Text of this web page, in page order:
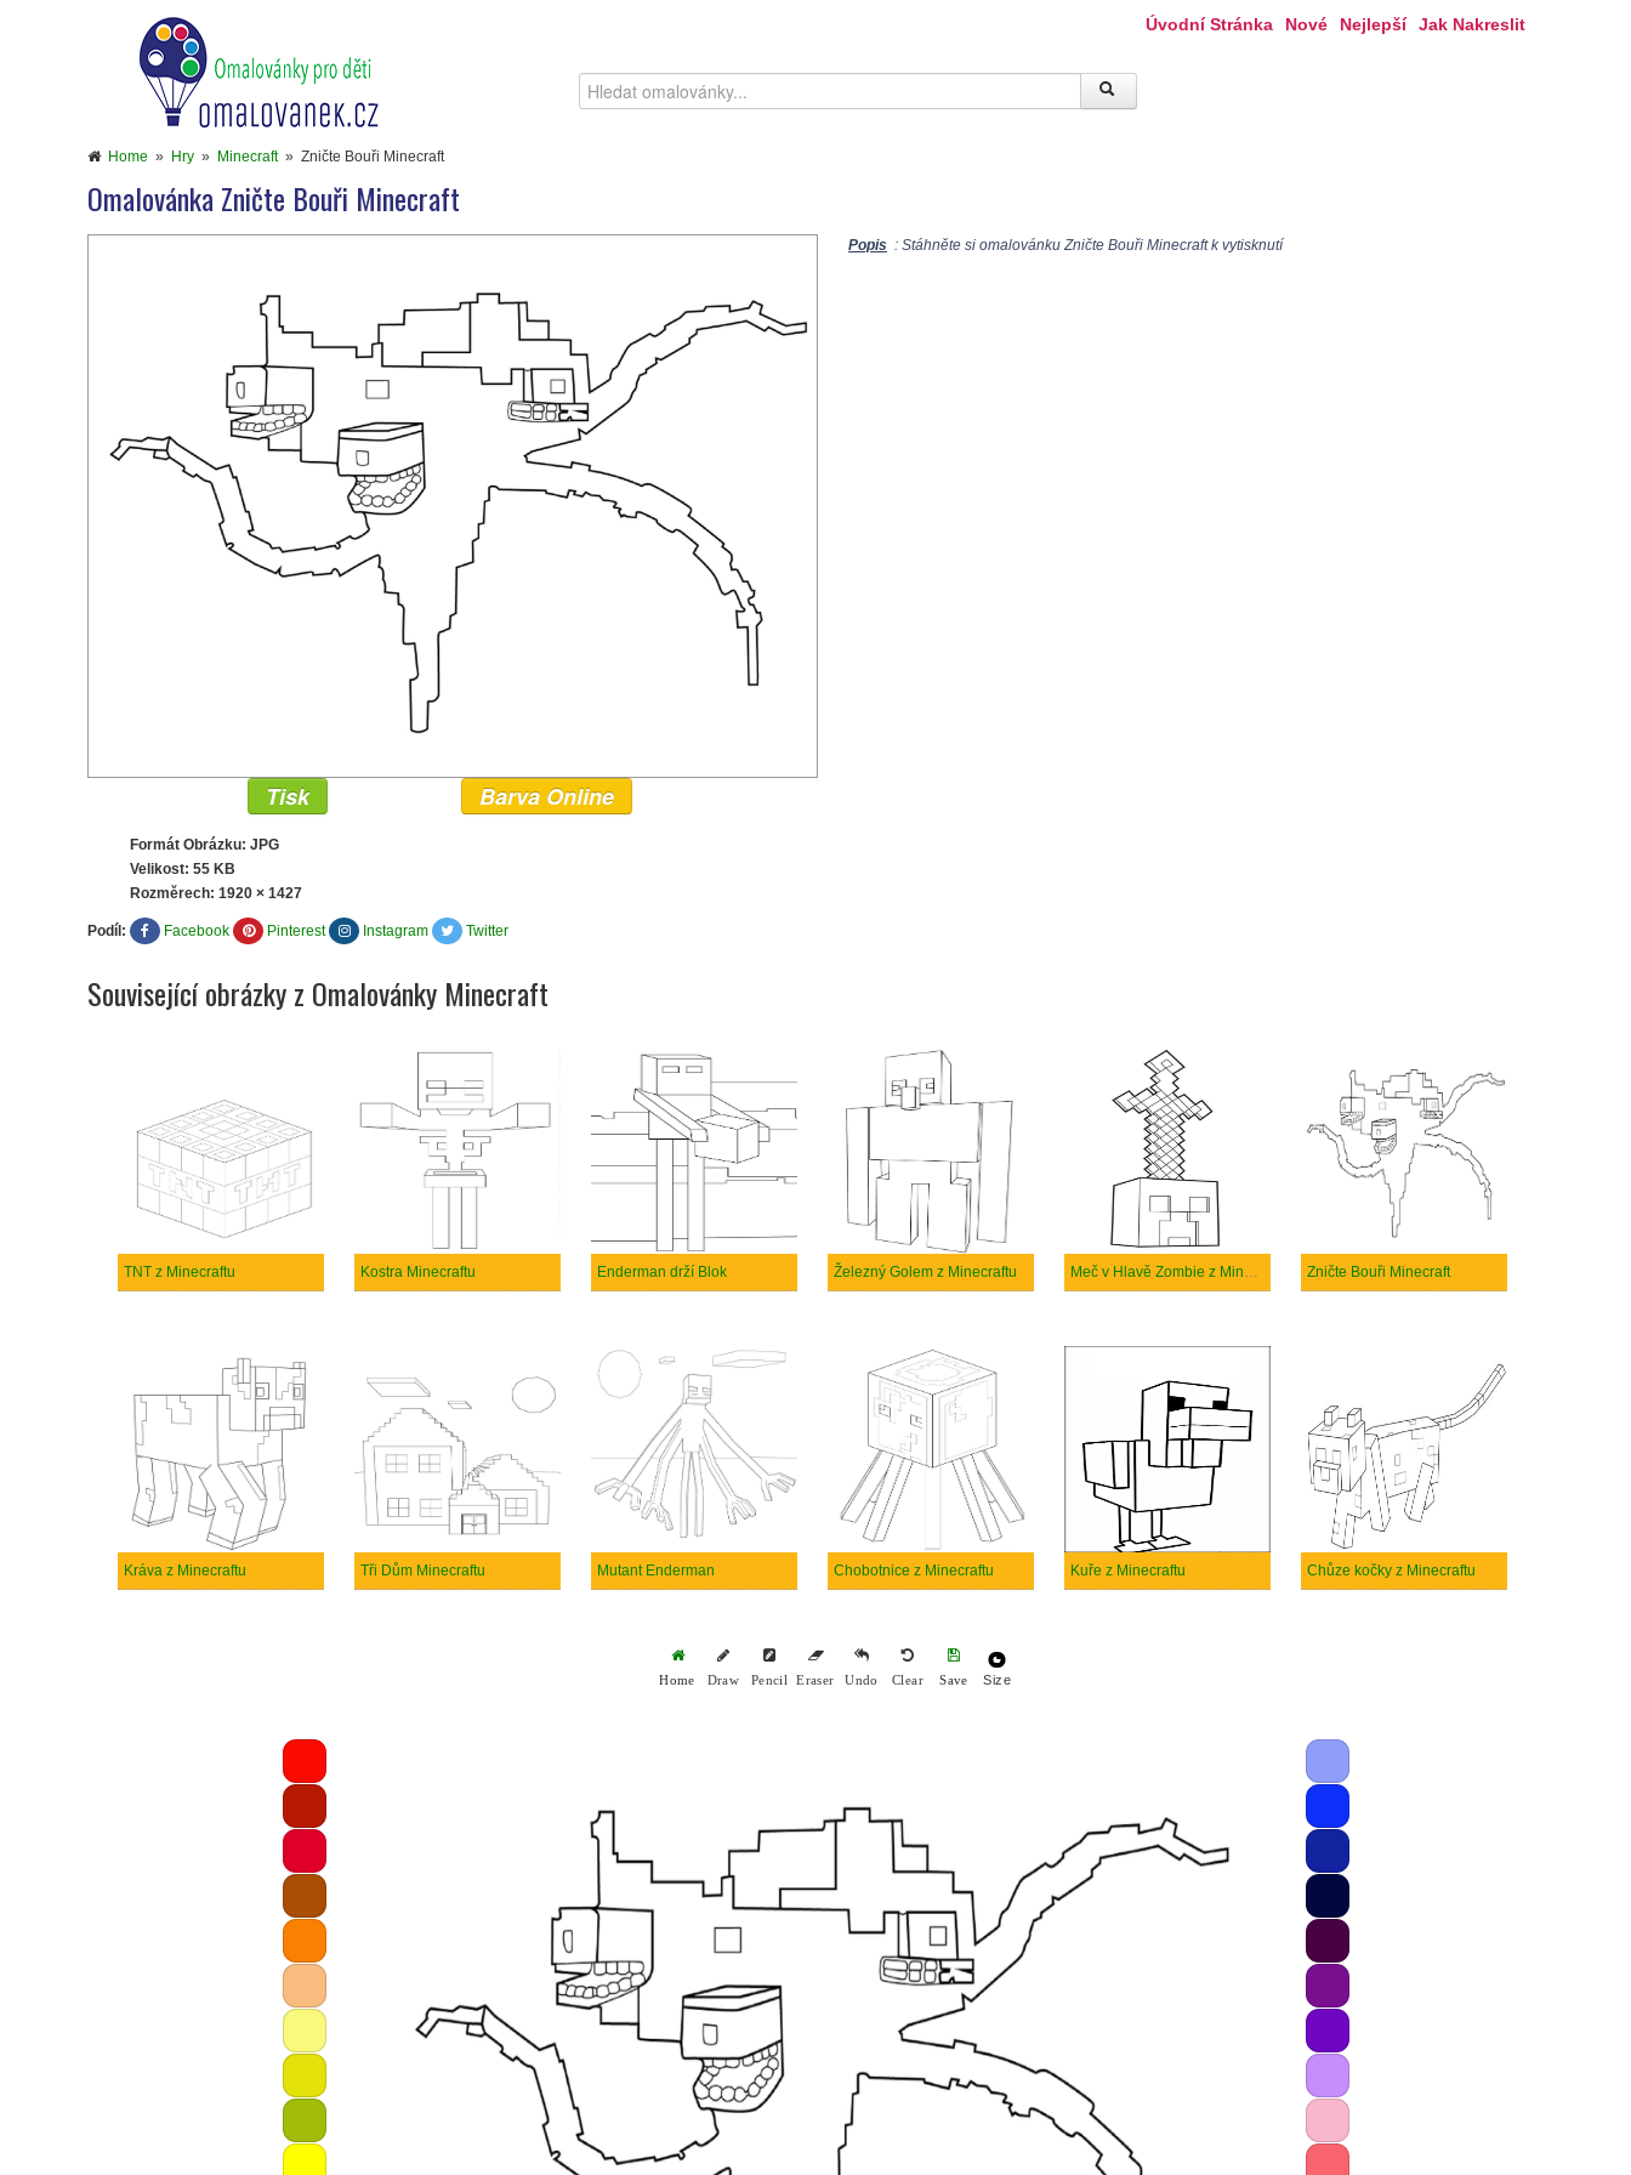
Úvodní Stránka Nové Nejlepší Jak Nakreslit
Home » Hry » Minecraft» Zničte Bouři Minecraft
Omalovánka Zničte Bouři Minecraft
Popis : Stáhněte si omalovánku Zničte Bouři Minecraft k vytisknutí
Tisk Barva Online
Formát Obrázku: JPG
Velikost: 55 KB
Rozměrech: 1920 × 1427
Podíl: Facebook Pinterest Instagram Twitter
Související obrázky z Omalovánky Minecraft
TNT z Minecraftu Kostra Minecraftu Enderman drží Blok Železný Golem z Minecraftu Meč v Hlavě Zombie z Minecraftu Zničte Bouři Minecraft
Kráva z Minecraftu Tři Dům Minecraftu Mutant Enderman Chobotnice z Minecraftu Kuře z Minecraftu Chůze kočky z Minecraftu
Home Draw Pencil Eraser Undo Clear Save Size